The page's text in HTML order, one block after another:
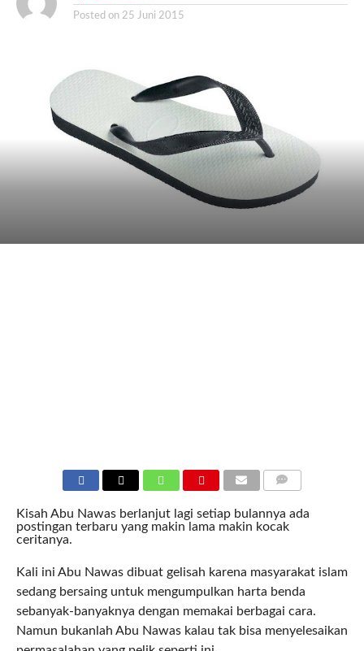
Posted on 25 Juni 2015
Kisah Abu Nawas berlanjut lagi setiap bulannya ada
postingan terbaru yang makin lama makin kocak
ceritanya.
Kali ini Abu Nawas dibuat gelisah karena masyarakat islam
sedang bersaing untuk mengumpulkan harta benda
sebanyak-banyaknya dengan memakai berbagai cara.
Namun bukanlah Abu Nawas kalau tak bisa menyelesaikan